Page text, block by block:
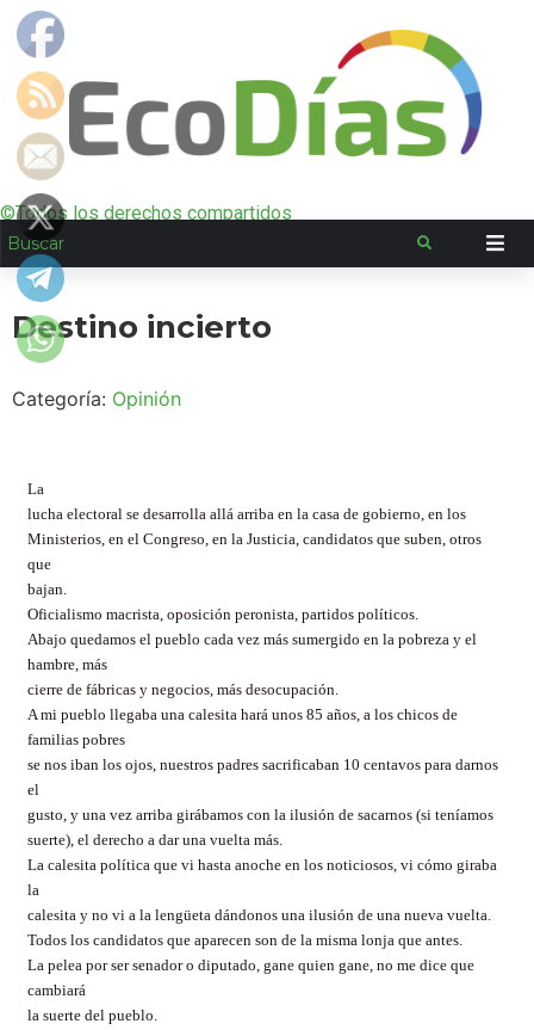
©Todos los derechos compartidos
Destino incierto
Categoría: Opinión
La
lucha electoral se desarrolla allá arriba en la casa de gobierno, en los
Ministerios, en el Congreso, en la Justicia, candidatos que suben, otros
que
bajan.
Oficialismo macrista, oposición peronista, partidos políticos.
Abajo quedamos el pueblo cada vez más sumergido en la pobreza y el
hambre, más
cierre de fábricas y negocios, más desocupación.
A mi pueblo llegaba una calesita hará unos 85 años, a los chicos de
familias pobres
se nos iban los ojos, nuestros padres sacrificaban 10 centavos para darnos
el
gusto, y una vez arriba girábamos con la ilusión de sacarnos (si teníamos
suerte), el derecho a dar una vuelta más.
La calesita política que vi hasta anoche en los noticiosos, vi cómo giraba
la
calesita y no vi a la lengüeta dándonos una ilusión de una nueva vuelta.
Todos los candidatos que aparecen son de la misma lonja que antes.
La pelea por ser senador o diputado, gane quien gane, no me dice que
cambiará
la suerte del pueblo.